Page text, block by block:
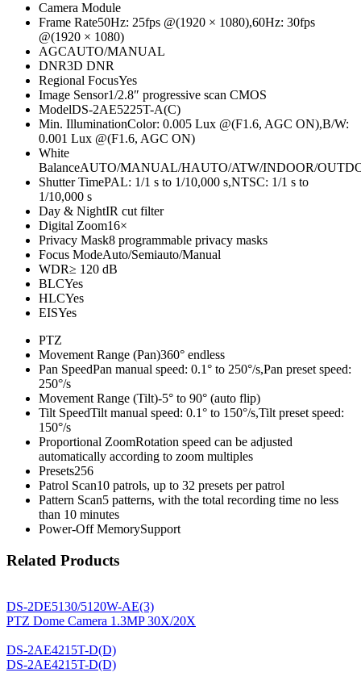
Camera Module
Frame Rate50Hz: 25fps @(1920 × 1080),60Hz: 30fps
@(1920 × 1080)
AGCAUTO/MANUAL
DNR3D DNR
Regional FocusYes
Image Sensor1/2.8″ progressive scan CMOS
ModelDS-2AE5225T-A(C)
Min. IlluminationColor: 0.005 Lux @(F1.6, AGC ON),B/W:
0.001 Lux @(F1.6, AGC ON)
White
BalanceAUTO/MANUAL/HAUTO/ATW/INDOOR/
Shutter TimePAL: 1/1 s to 1/10,000 s,NTSC: 1/1 s to
1/10,000 s
Day & NightIR cut filter
Digital Zoom16×
Privacy Mask8 programmable privacy masks
Focus ModeAuto/Semiauto/Manual
WDR≥ 120 dB
BLCYes
HLCYes
EISYes
PTZ
Movement Range (Pan)360° endless
Pan SpeedPan manual speed: 0.1° to 250°/s,Pan preset speed:
250°/s
Movement Range (Tilt)-5° to 90° (auto flip)
Tilt SpeedTilt manual speed: 0.1° to 150°/s,Tilt preset speed:
150°/s
Proportional ZoomRotation speed can be adjusted
automatically according to zoom multiples
Presets256
Patrol Scan10 patrols, up to 32 presets per patrol
Pattern Scan5 patterns, with the total recording time no less
than 10 minutes
Power-Off MemorySupport
Related Products
DS-2DE5130/5120W-AE(3)
PTZ Dome Camera 1.3MP 30X/20X
DS-2AE4215T-D(D)
DS-2AE4215T-D(D)